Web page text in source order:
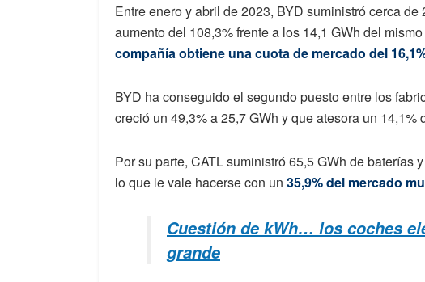
Entre enero y abril de 2023, BYD suministró cerca
aumento del 108,3% frente a los 14,1 GWh del
compañía obtiene una cuota de mercado del
BYD ha conseguido el segundo puesto entre los
creció un 49,3% a 25,7 GWh y que atesora un 14,1%
Por su parte, CATL suministró 65,5 GWh de baterías
lo que le vale hacerse con un 35,9% del mercado
Cuestión de kWh… los coches
grande